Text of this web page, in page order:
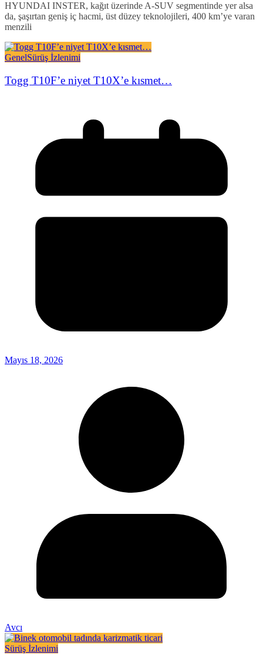
HYUNDAI INSTER, kağıt üzerinde A-SUV segmentinde yer alsa
da, şaşırtan geniş iç hacmi, üst düzey teknolojileri, 400 km’ye varan
menzili
GenelSürüş İzlenimi
Togg T10F’e niyet T10X’e kısmet…
Mayıs 18, 2026
Avcı
Sürüş İzlenimi